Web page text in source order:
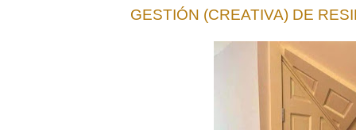
GESTIÓN (CREATIVA) DE